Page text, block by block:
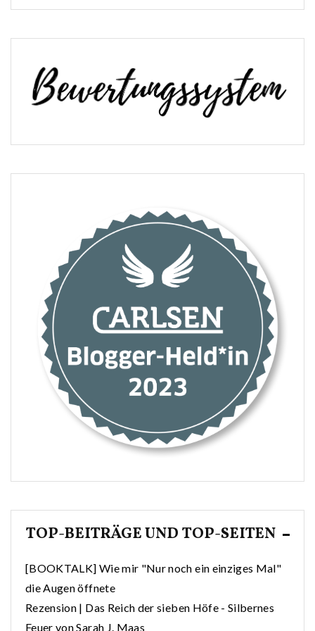
TOP-BEITRÄGE UND TOP-SEITEN
[BOOKTALK] Wie mir "Nur noch ein einziges Mal"
die Augen öffnete
Rezension | Das Reich der sieben Höfe - Silbernes
Feuer von Sarah J. Maas